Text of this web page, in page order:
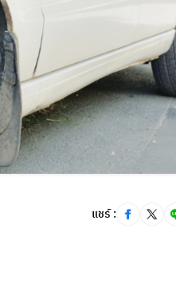
าร
แชร์ :